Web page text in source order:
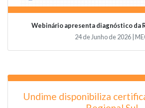
Webinário apresenta diagnóstico da
24 de Junho de 2026 |
Undime disponibiliza